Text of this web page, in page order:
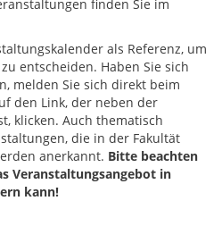
finden Sie im
als Referenz, um
entscheiden. Haben Sie sich
melden Sie sich direkt beim
den Link, der neben der
klicken. Auch thematisch
die in der Fakultät
anerkannt. Bitte beachten
Veranstaltungsangebot in
kann!